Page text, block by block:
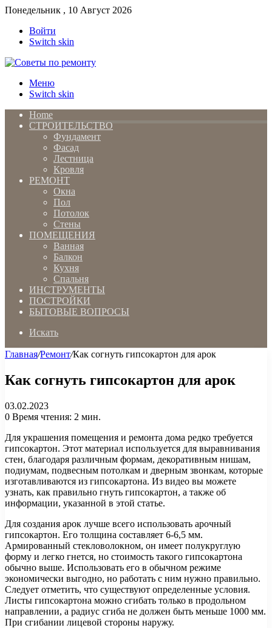
Понедельник , 10 Август 2026
Войти
Switch skin
Меню
Switch skin
Home
СТРОИТЕЛЬСТВО
Фундамент
Фасад
Лестница
Кровля
РЕМОНТ
Окна
Пол
Потолок
Стены
ПОМЕЩЕНИЯ
Ванная
Балкон
Кухня
Спальня
ИНСТРУМЕНТЫ
ПОСТРОЙКИ
БЫТОВЫЕ ВОПРОСЫ
Искать
Главная/Ремонт/Как согнуть гипсокартон для арок
Как согнуть гипсокартон для арок
03.02.2023
0 Время чтения: 2 мин.
Для украшения помещения и ремонта дома редко требуется
гипсокартон. Этот материал используется для выравнивания
стен, благодаря различным формам, декоративным нишам,
подиумам, подвесным потолкам и дверным звонкам, которые
изготавливаются из гипсокартона. Из видео вы можете
узнать, как правильно гнуть гипсокартон, а также об
информации, указанной в этой статье.
Для создания арок лучше всего использовать арочный
гипсокартон. Его толщина составляет 6-6,5 мм.
Армированный стекловолокном, он имеет полукруглую
форму и легко гнется, но стоимость такого гипсокартона
обычно выше. Использовать его в обычном режиме
экономически выгодно, но работать с ним нужно правильно.
Следует отметить, что существуют определенные условия.
Листы гипсокартона можно сгибать только в продольном
направлении, а радиус сгиба не должен быть меньше 1000 мм.
При сгибании лицевой стороны наружу.